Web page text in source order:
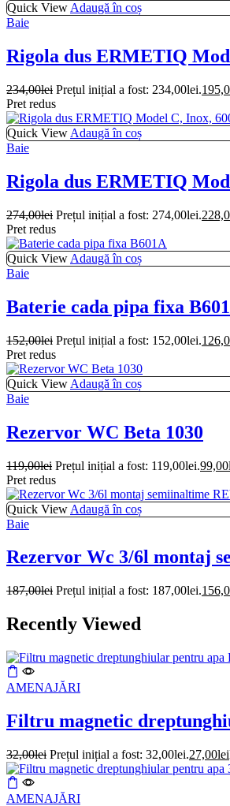
Quick View Adaugă în coș
Baie
Rigola dus ERMETIQ
234,00lei Prețul inițial a fost: 234,00lei.
Pret redus
Quick View Adaugă în coș
Baie
Rigola dus ERMETIQ
274,00lei Prețul inițial a fost: 274,00lei.
Pret redus
Quick View Adaugă în coș
Baie
Baterie cada pipa fixa
152,00lei Prețul inițial a fost: 152,00lei.
Pret redus
Quick View Adaugă în coș
Baie
Rezervor WC Beta 1030
119,00lei Prețul inițial a fost: 119,00lei.99,00
Pret redus
Quick View Adaugă în coș
Baie
Rezervor Wc 3/6l montaj
187,00lei Prețul inițial a fost: 187,00lei.
Recently Viewed
AMENAJĂRI
Filtru magnetic
32,00lei Prețul inițial a fost: 32,00lei.27,00lei
AMENAJĂRI